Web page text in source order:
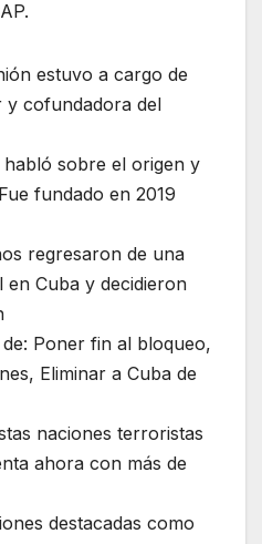
estuvo a cargo de
y cofundadora del
sobre el origen y
fundado en 2019
regresaron de una
Cuba y decidieron
Poner fin al bloqueo,
Eliminar a Cuba de
naciones terroristas
ahora con más de
destacadas como